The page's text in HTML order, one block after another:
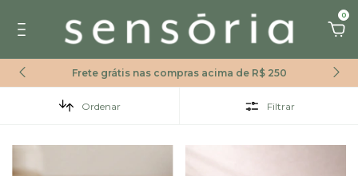
0
Frete grátis nas compras acima de R$ 250
Ordenar Filtrar